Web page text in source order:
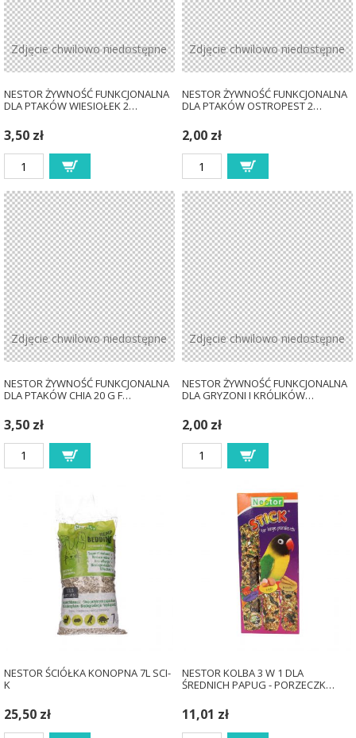
Zdjęcie chwilowo niedostępne
NESTOR ŻYWNOŚĆ FUNKCJONALNA
DLA PTAKÓW WIESIOŁEK 2…
3,50 zł
Zdjęcie chwilowo niedostępne
NESTOR ŻYWNOŚĆ FUNKCJONALNA
DLA PTAKÓW OSTROPEST 2…
2,00 zł
Zdjęcie chwilowo niedostępne
NESTOR ŻYWNOŚĆ FUNKCJONALNA
DLA PTAKÓW CHIA 20 G F…
3,50 zł
Zdjęcie chwilowo niedostępne
NESTOR ŻYWNOŚĆ FUNKCJONALNA
DLA GRYZONI I KRÓLIKÓW…
2,00 zł
NESTOR ŚCIÓŁKA KONOPNA 7L SCI-
K
25,50 zł
NESTOR KOLBA 3 W 1 DLA
ŚREDNICH PAPUG - PORZECZK…
11,01 zł